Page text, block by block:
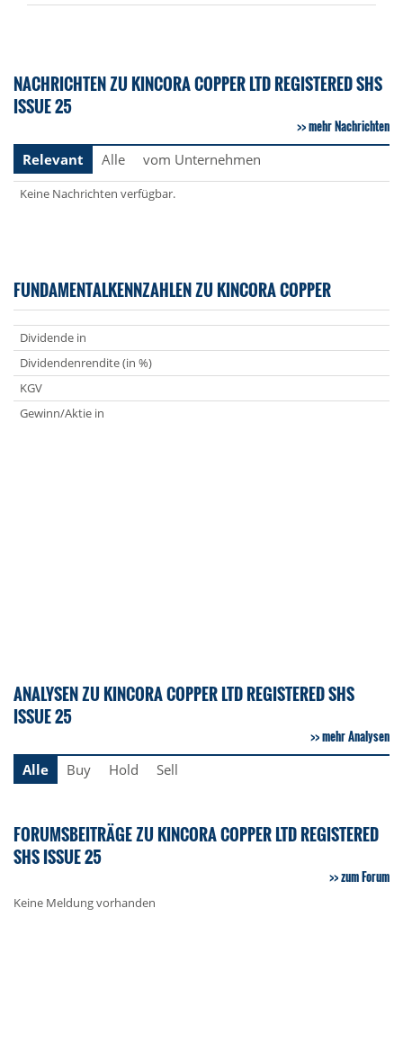
NACHRICHTEN ZU KINCORA COPPER LTD REGISTERED SHS
ISSUE 25
mehr Nachrichten
Relevant
Alle vom Unternehmen
Keine Nachrichten verfügbar.
FUNDAMENTALKENNZAHLEN ZU KINCORA COPPER
Dividende in
Dividendenrendite (in %)
KGV
Gewinn/Aktie in
ANALYSEN ZU KINCORA COPPER LTD REGISTERED SHS
ISSUE 25
mehr Analysen
Alle
Buy Hold Sell
FORUMSBEITRÄGE ZU KINCORA COPPER LTD REGISTERED
SHS ISSUE 25
zum Forum
Keine Meldung vorhanden